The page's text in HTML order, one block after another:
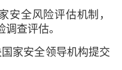
安全风险评估机制，
查评估。
家安全领导机构提交